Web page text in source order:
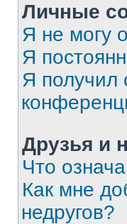
Личные
Я не могу
Я
Я получил
Друзья и
Что
Как мне
недругов?